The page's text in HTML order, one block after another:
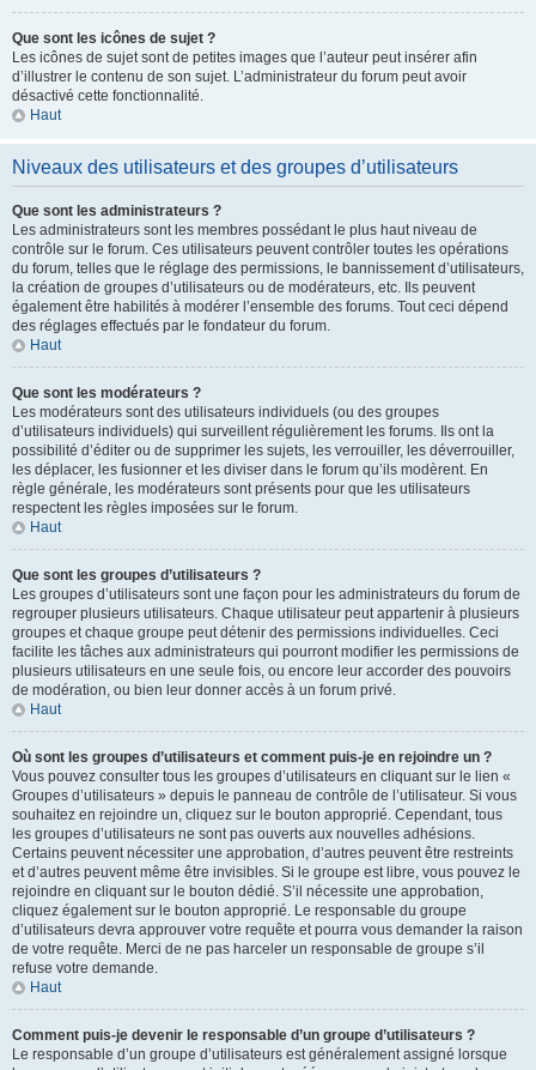
Que sont les icônes de sujet ?
Les icônes de sujet sont de petites images que l’auteur peut insérer afin
d’illustrer le contenu de son sujet. L’administrateur du forum peut avoir
désactivé cette fonctionnalité.
Haut
Niveaux des utilisateurs et des groupes d’utilisateurs
Que sont les administrateurs ?
Les administrateurs sont les membres possédant le plus haut niveau de
contrôle sur le forum. Ces utilisateurs peuvent contrôler toutes les opérations
du forum, telles que le réglage des permissions, le bannissement d’utilisateurs,
la création de groupes d’utilisateurs ou de modérateurs, etc. Ils peuvent
également être habilités à modérer l’ensemble des forums. Tout ceci dépend
des réglages effectués par le fondateur du forum.
Haut
Que sont les modérateurs ?
Les modérateurs sont des utilisateurs individuels (ou des groupes
d’utilisateurs individuels) qui surveillent régulièrement les forums. Ils ont la
possibilité d’éditer ou de supprimer les sujets, les verrouiller, les déverrouiller,
les déplacer, les fusionner et les diviser dans le forum qu’ils modèrent. En
règle générale, les modérateurs sont présents pour que les utilisateurs
respectent les règles imposées sur le forum.
Haut
Que sont les groupes d’utilisateurs ?
Les groupes d’utilisateurs sont une façon pour les administrateurs du forum de
regrouper plusieurs utilisateurs. Chaque utilisateur peut appartenir à plusieurs
groupes et chaque groupe peut détenir des permissions individuelles. Ceci
facilite les tâches aux administrateurs qui pourront modifier les permissions de
plusieurs utilisateurs en une seule fois, ou encore leur accorder des pouvoirs
de modération, ou bien leur donner accès à un forum privé.
Haut
Où sont les groupes d’utilisateurs et comment puis-je en rejoindre un ?
Vous pouvez consulter tous les groupes d’utilisateurs en cliquant sur le lien «
Groupes d’utilisateurs » depuis le panneau de contrôle de l’utilisateur. Si vous
souhaitez en rejoindre un, cliquez sur le bouton approprié. Cependant, tous
les groupes d’utilisateurs ne sont pas ouverts aux nouvelles adhésions.
Certains peuvent nécessiter une approbation, d’autres peuvent être restreints
et d’autres peuvent même être invisibles. Si le groupe est libre, vous pouvez le
rejoindre en cliquant sur le bouton dédié. S’il nécessite une approbation,
cliquez également sur le bouton approprié. Le responsable du groupe
d’utilisateurs devra approuver votre requête et pourra vous demander la raison
de votre requête. Merci de ne pas harceler un responsable de groupe s’il
refuse votre demande.
Haut
Comment puis-je devenir le responsable d’un groupe d’utilisateurs ?
Le responsable d’un groupe d’utilisateurs est généralement assigné lorsque